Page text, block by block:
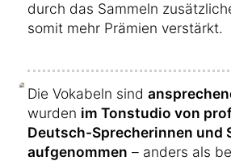
durch das Sammeln
somit mehr Prämien verstärkt.
Die Vokabeln sind
wurden im Tonstudio von
Deutsch-Sprecherinnen und
aufgenommen – anders als